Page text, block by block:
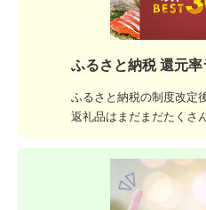
ふるさと納税 還元
ふるさと納税の制度改定
返礼品はまだまだたくさ